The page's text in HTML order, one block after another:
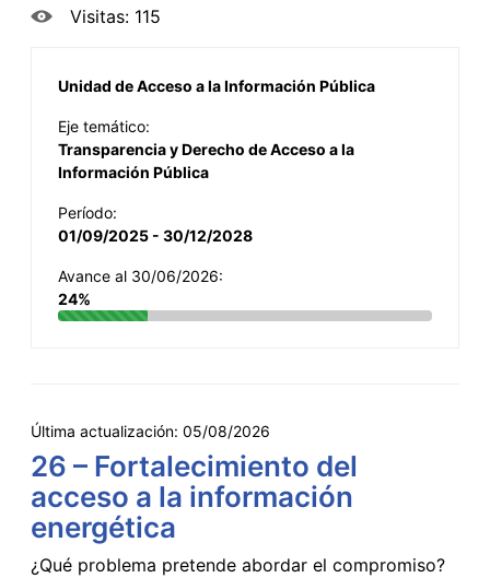
Visitas: 115
Unidad de Acceso a la Información Pública
Eje temático:
Transparencia y Derecho de Acceso a la
Información Pública
Período:
01/09/2025 - 30/12/2028
Avance al 30/06/2026:
24%
Última actualización: 05/08/2026
26 – Fortalecimiento del
acceso a la información
energética
¿Qué problema pretende abordar el compromiso?